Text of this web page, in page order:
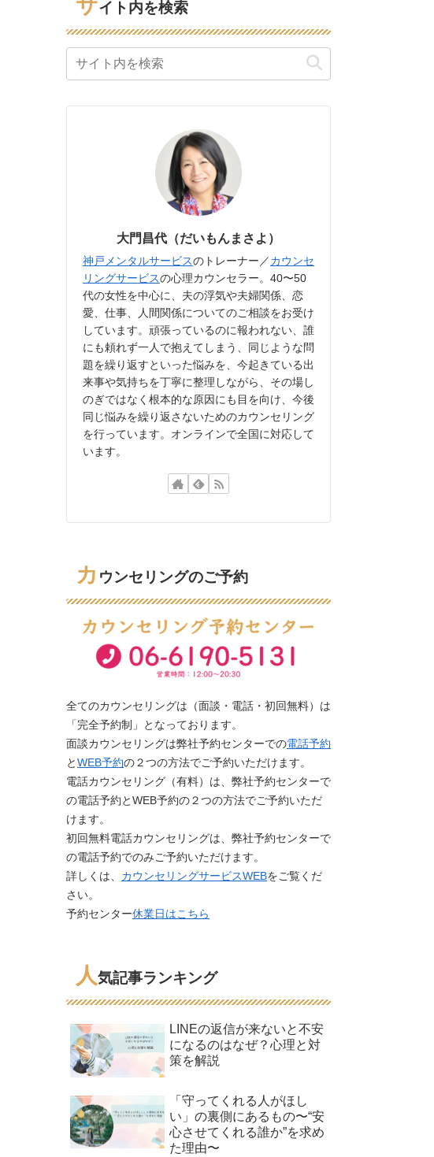
サイト内を検索
大門昌代（だいもんまさよ）
神戸メンタルサービスのトレーナー／ カウンセ
リングサービスの心理カウンセラー。40〜50
代の女性を中心に、夫の浮気や夫婦関係、恋
愛、仕事、人間関係についてのご相談をお受け
しています。頑張っているのに報われない、誰
にも頼れず一人で抱えてしまう、同じような問
題を繰り返すといった悩みを、今起きている出
来事や気持ちを丁寧に整理しながら、その場し
のぎではなく根本的な原因にも目を向け、今後
同じ悩みを繰り返さないためのカウンセリング
を行っています。オンラインで全国に対応して
います。
カ ウンセリングのご予約
全てのカウンセリングは（面談・電話・初回無料）は
「完全予約制」となっております。
面談カウンセリングは弊社予約センターでの電話予約
と WEB予約の２つの方法でご予約いただけます。
電話カウンセリング（有料）は、弊社予約センターで
の電話予約とWEB予約の２つの方法でご予約いただ
けます。
初回無料電話カウンセリングは、弊社予約センターで
の電話予約でのみご予約いただけます。
詳しくは、 カウンセリングサービスWEBをご覧くだ
さい。
予約センター休業日はこちら
人気記事ランキング
LINEの返信が来ないと不安
になるのはなぜ？心理と対
策を解説
「守ってくれる人がほし
い」の裏側にあるもの〜“安
心させてくれる誰か”を求め
た理由〜